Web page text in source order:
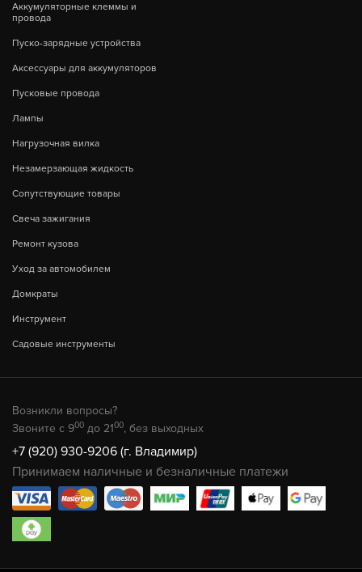
Аккумуляторные клеммы и
провода
Пуско-зарядные устройства
Аксессуары для аккумуляторов
Пусковые провода
Лампы
Нагрузочная вилка
Незамерзающая жидкость
Сопутствующие товары
Свеча зажигания
Ремонт кузова
Уход за автомобилем
Домкраты
Инструмент
Садовые инструменты
Возникли вопросы?
Звоните с 900 до 2100, без выходных
+7 (920) 930-9206 (г. Владимир)
Принимаем наличные и безналичные платежи